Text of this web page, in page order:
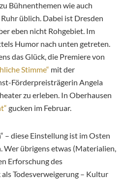
Bühnenthemen wie auch
üblich. Dabei ist Dresden
eben nicht Rohgebiet. Im
Humor nach unten getreten.
das Glück, die Premiere von
Stimme“ mit der
Förderpreisträgerin Angela
zu erleben. In Oberhausen
gucken im Februar.
– diese Einstellung ist im Osten
Wer übrigens etwas (Materialien,
Erforschung des
Todesverweigerung – Kultur